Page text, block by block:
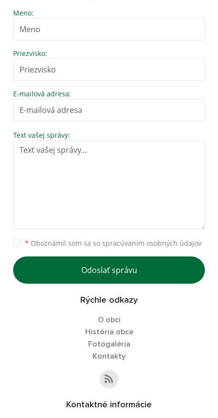
Meno:
Priezvisko:
E-mailová adresa:
Text vašej správy:
* Oboznámil som sa so spracúvaním osobných údajov
Odoslať správu
Rýchle odkazy
O obci
História obce
Fotogaléria
Kontakty
Kontaktné informácie